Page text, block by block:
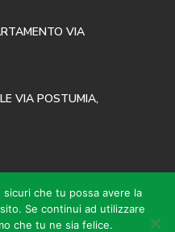
VIA
VIA POSTUMIA,
che tu possa avere la
Se continui ad utilizzare
che tu ne sia felice.